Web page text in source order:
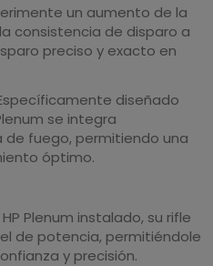
un aumento de la
consistencia de disparo a
preciso y exacto en
diseñado
se integra
fuego, permitiendo una
óptimo.
Plenum instalado, su rifle
de potencia, permitiéndole
y precisión.